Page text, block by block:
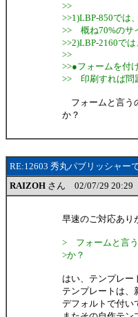
>>
>>1)LBP-850では
>> 概ね70%のサ
>>2)LBP-2160では
>>
>>●フォームを付
>> 印刷すれば問
フォームと言う
か？
RE:12603 秀丸パブリッシャー
RAIZOH さん 02/07/29 20:29
早速のご対応あり
> フォームと言う
>か？
はい、テンプレー
テンプレートは、
デフォルトで付い